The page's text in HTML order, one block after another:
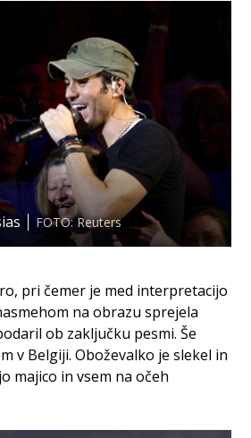
FOTO: Reuters
pri čemer je med interpretacijo
na obrazu sprejela
ob zaključku pesmi. Še
v Belgiji. Oboževalko je slekel in
majico in vsem na očeh